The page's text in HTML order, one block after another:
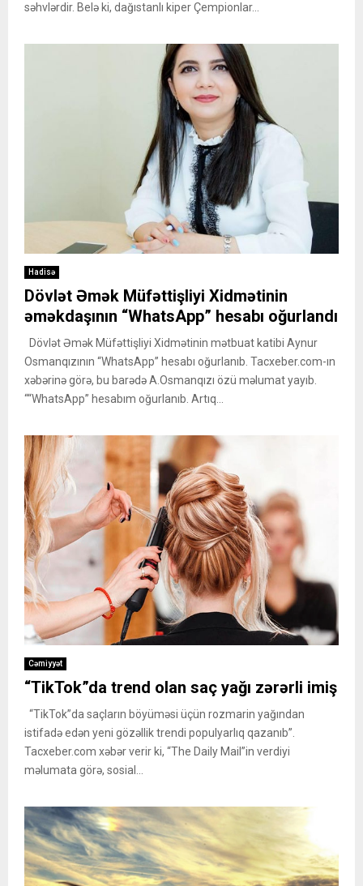
səhvlərdir. Belə ki, dağıstanlı kiper Çempionlar...
Hadisə
Dövlət Əmək Müfəttişliyi Xidmətinin
əməkdaşının “WhatsApp” hesabı oğurlandı
Dövlət Əmək Müfəttişliyi Xidmətinin mətbuat katibi Aynur
Osmanqızının “WhatsApp” hesabı oğurlanıb. Tacxeber.com-ın
xəbərinə görə, bu barədə A.Osmanqızı özü məlumat yayıb.
““WhatsApp” hesabım oğurlanıb. Artıq...
Cəmiyyət
“TikTok”da trend olan saç yağı zərərli imiş
“TikTok”da saçların böyüməsi üçün rozmarin yağından
istifadə edən yeni gözəllik trendi populyarlıq qazanıb”.
Tacxeber.com xəbər verir ki, “The Daily Mail”in verdiyi
məlumata görə, sosial...